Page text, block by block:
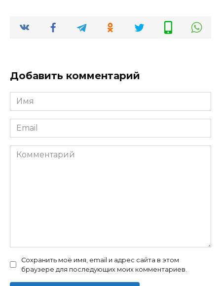
Добавить комментарий
Имя
*
Email
*
Комментарий
Сохранить моё имя, email и адрес сайта в этом
браузере для последующих моих комментариев.